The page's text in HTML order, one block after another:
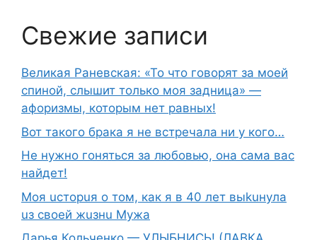
Свежие записи
Великая Раневская: «То что говорят за моей
спиной, слышит только моя задница» —
афоризмы, которым нет равных!
Вот такого брака я не встречала ни у кого…
Не нужно гоняться за любовью, она сама вас
найдет!
Moя ucтopuя о том, как я в 40 лет выkuнyлa
uз свoeй жuзнu Myжа